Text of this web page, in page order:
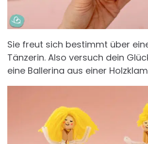
Sie freut sich bestimmt über
Tänzerin. Also versuch dein
eine Ballerina aus einer